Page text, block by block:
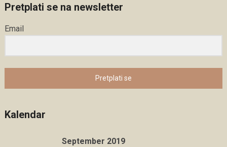
Pretplati se na newsletter
Email
Pretplati se
Kalendar
September 2019